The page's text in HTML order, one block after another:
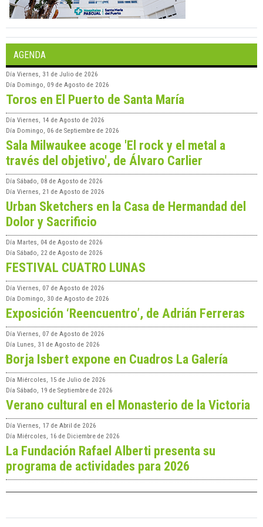
AGENDA
Día Viernes, 31 de Julio de 2026
Día Domingo, 09 de Agosto de 2026
Toros en El Puerto de Santa María
Día Viernes, 14 de Agosto de 2026
Día Domingo, 06 de Septiembre de 2026
Sala Milwaukee acoge 'El rock y el metal a
través del objetivo', de Álvaro Carlier
Día Sábado, 08 de Agosto de 2026
Día Viernes, 21 de Agosto de 2026
Urban Sketchers en la Casa de Hermandad del
Dolor y Sacrificio
Día Martes, 04 de Agosto de 2026
Día Sábado, 22 de Agosto de 2026
FESTIVAL CUATRO LUNAS
Día Viernes, 07 de Agosto de 2026
Día Domingo, 30 de Agosto de 2026
Exposición ‘Reencuentro’, de Adrián Ferreras
Día Viernes, 07 de Agosto de 2026
Día Lunes, 31 de Agosto de 2026
Borja Isbert expone en Cuadros La Galería
Día Miércoles, 15 de Julio de 2026
Día Sábado, 19 de Septiembre de 2026
Verano cultural en el Monasterio de la Victoria
Día Viernes, 17 de Abril de 2026
Día Miércoles, 16 de Diciembre de 2026
La Fundación Rafael Alberti presenta su
programa de actividades para 2026